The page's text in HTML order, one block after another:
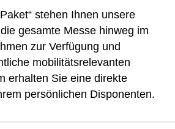
stehen Ihnen unsere
gesamte Messe hinweg im
zur Verfügung und
mobilitätsrelevanten
erhalten Sie eine direkte
persönlichen Disponenten.